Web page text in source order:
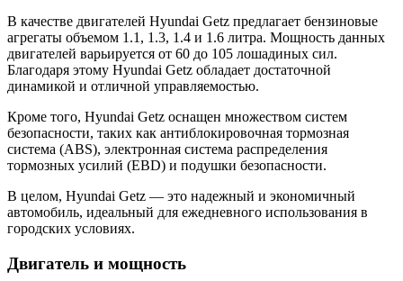
В качестве двигателей Hyundai Getz предлагает бензиновые
агрегаты объемом 1.1, 1.3, 1.4 и 1.6 литра. Мощность данных
двигателей варьируется от 60 до 105 лошадиных сил.
Благодаря этому Hyundai Getz обладает достаточной
динамикой и отличной управляемостью.
Кроме того, Hyundai Getz оснащен множеством систем
безопасности, таких как антиблокировочная тормозная
система (ABS), электронная система распределения
тормозных усилий (EBD) и подушки безопасности.
В целом, Hyundai Getz — это надежный и экономичный
автомобиль, идеальный для ежедневного использования в
городских условиях.
Двигатель и мощность